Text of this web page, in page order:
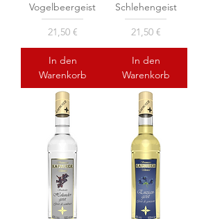
Vogelbeergeist
Preis
21,50 €
In den
Warenkorb
Schlehengeist
Preis
21,50 €
In den
Warenkorb